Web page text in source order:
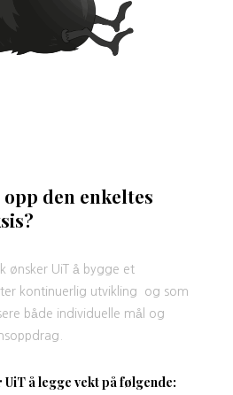
den enkeltes
ønsker UiT å bygge et
kontinuerlig utvikling og som
både individuelle mål og
å legge vekt på følgende: